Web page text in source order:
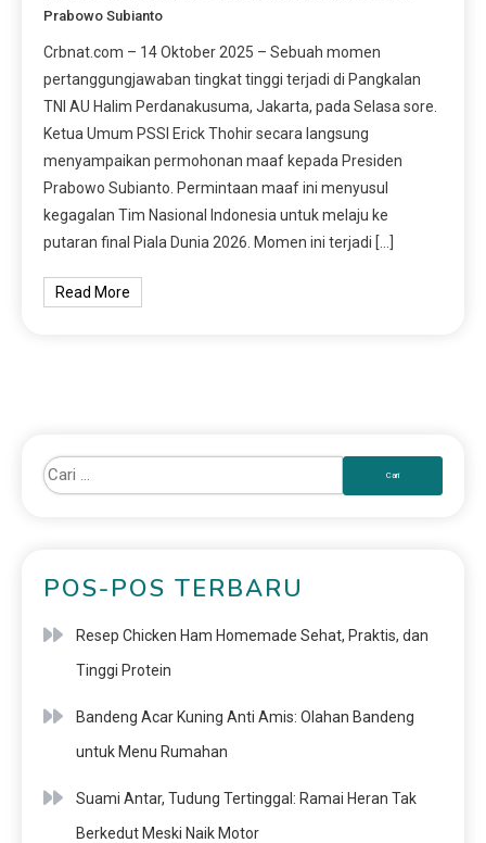
Prabowo Subianto
Crbnat.com – 14 Oktober 2025 – Sebuah momen
pertanggungjawaban tingkat tinggi terjadi di Pangkalan
TNI AU Halim Perdanakusuma, Jakarta, pada Selasa sore.
Ketua Umum PSSI Erick Thohir secara langsung
menyampaikan permohonan maaf kepada Presiden
Prabowo Subianto. Permintaan maaf ini menyusul
kegagalan Tim Nasional Indonesia untuk melaju ke
putaran final Piala Dunia 2026. Momen ini terjadi […]
Read More
POS-POS TERBARU
Resep Chicken Ham Homemade Sehat, Praktis, dan
Tinggi Protein
Bandeng Acar Kuning Anti Amis: Olahan Bandeng
untuk Menu Rumahan
Suami Antar, Tudung Tertinggal: Ramai Heran Tak
Berkedut Meski Naik Motor